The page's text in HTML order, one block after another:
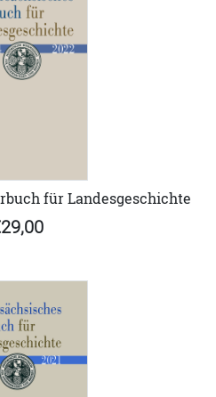
für Landesgeschichte